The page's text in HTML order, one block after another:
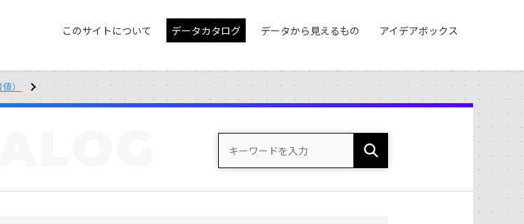
このサイトについて データカタログ データから見えるもの アイデアボックス
）